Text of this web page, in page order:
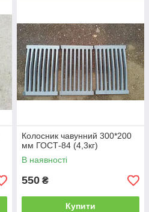
Колосник чавунний 300*200
мм ГОСТ-84 (4,3кг)
В наявності
550 ₴
Купити